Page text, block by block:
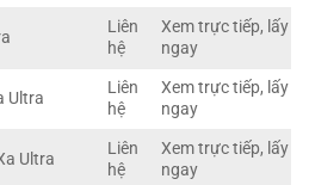
Liên
hệ
Xem trực tiếp, lấy
ngay
Ultra
Liên
hệ
Xem trực tiếp, lấy
ngay
Ultra
Liên
hệ
Xem trực tiếp, lấy
ngay